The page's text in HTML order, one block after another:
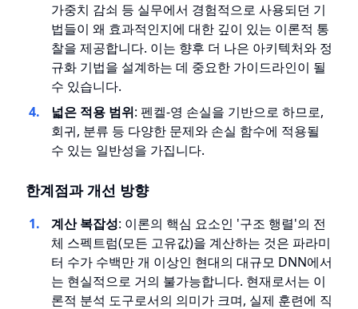
가중치 감쇠 등 실무에서 경험적으로 사용되던 기
법들이 왜 효과적인지에 대한 깊이 있는 이론적 통
찰을 제공합니다. 이는 향후 더 나은 아키텍처와 정
규화 기법을 설계하는 데 중요한 가이드라인이 될
수 있습니다.
넓은 적용 범위: 펜켈-영 손실을 기반으로 하므로,
회귀, 분류 등 다양한 문제와 손실 함수에 적용될
수 있는 일반성을 가집니다.
한계점과 개선 방향
계산 복잡성: 이론의 핵심 요소인 '구조 행렬'의 전
체 스펙트럼(모든 고유값)을 계산하는 것은 파라미
터 수가 수백만 개 이상인 현대의 대규모 DNN에서
는 현실적으로 거의 불가능합니다. 현재로서는 이
론적 분석 도구로서의 의미가 크며, 실제 훈련에 직